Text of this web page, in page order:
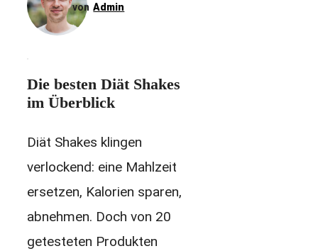
Admin
Die besten Diät Shakes
im Überblick
Diät Shakes klingen
verlockend: eine Mahlzeit
ersetzen, Kalorien sparen,
abnehmen. Doch von 20
getesteten Produkten